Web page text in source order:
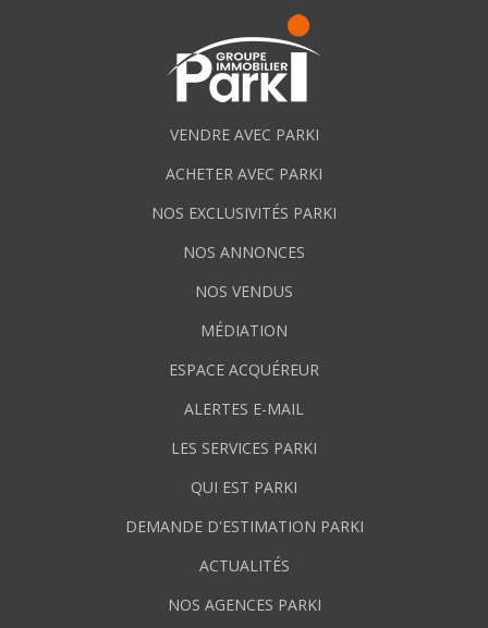
VENDRE AVEC PARKI
ACHETER AVEC PARKI
NOS EXCLUSIVITÉS PARKI
NOS ANNONCES
NOS VENDUS
MÉDIATION
ESPACE ACQUÉREUR
ALERTES E-MAIL
LES SERVICES PARKI
QUI EST PARKI
DEMANDE D'ESTIMATION PARKI
ACTUALITÉS
NOS AGENCES PARKI